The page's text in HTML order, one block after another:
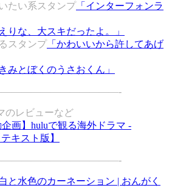
たい系スタンプ「インターフォンラ
りな、大スキだったよ。」
スタンプ「かわいいから許してあげ
みとぼくのうさおくん」
のレビューなど
企画】huluで観る海外ドラマ -
キスト版】
と水色のカーネーション | おんがく